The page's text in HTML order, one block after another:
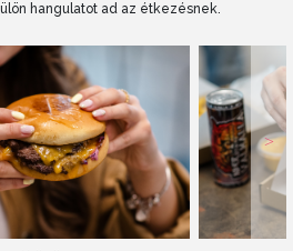
hangulatot ad az étkezésnek.